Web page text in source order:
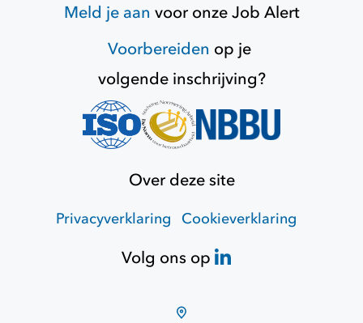
Meld je aan voor onzeJob Alert
Voorbereiden op je
volgende inschrijving?
Over deze site
Privacyverklaring Cookieverklaring
Volg ons op